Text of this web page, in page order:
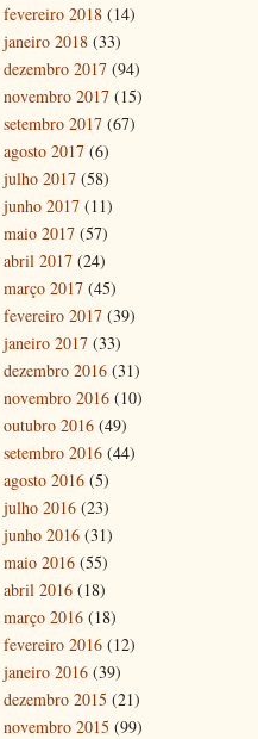
fevereiro 2018 (14)
janeiro 2018 (33)
dezembro 2017 (94)
novembro 2017 (15)
setembro 2017 (67)
agosto 2017 (6)
julho 2017 (58)
junho 2017 (11)
maio 2017 (57)
abril 2017 (24)
março 2017 (45)
fevereiro 2017 (39)
janeiro 2017 (33)
dezembro 2016 (31)
novembro 2016 (10)
outubro 2016 (49)
setembro 2016 (44)
agosto 2016 (5)
julho 2016 (23)
junho 2016 (31)
maio 2016 (55)
abril 2016 (18)
março 2016 (18)
fevereiro 2016 (12)
janeiro 2016 (39)
dezembro 2015 (21)
novembro 2015 (99)